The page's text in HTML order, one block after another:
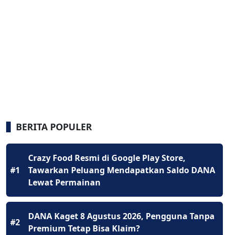
BERITA POPULER
#1
Crazy Food Resmi di Google Play Store,
Tawarkan Peluang Mendapatkan Saldo DANA
Lewat Permainan
#2
DANA Kaget 8 Agustus 2026, Pengguna Tanpa
Premium Tetap Bisa Klaim?